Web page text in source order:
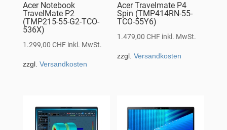
Acer Notebook
TravelMate P2
(TMP215-55-G2-TCO-
536X)
1.299,00 CHF inkl. MwSt.
zzgl. Versandkosten
Acer Travelmate P4
Spin (TMP414RN-55-
TCO-55Y6)
1.479,00CHF inkl. MwSt.
zzgl.Versandkosten